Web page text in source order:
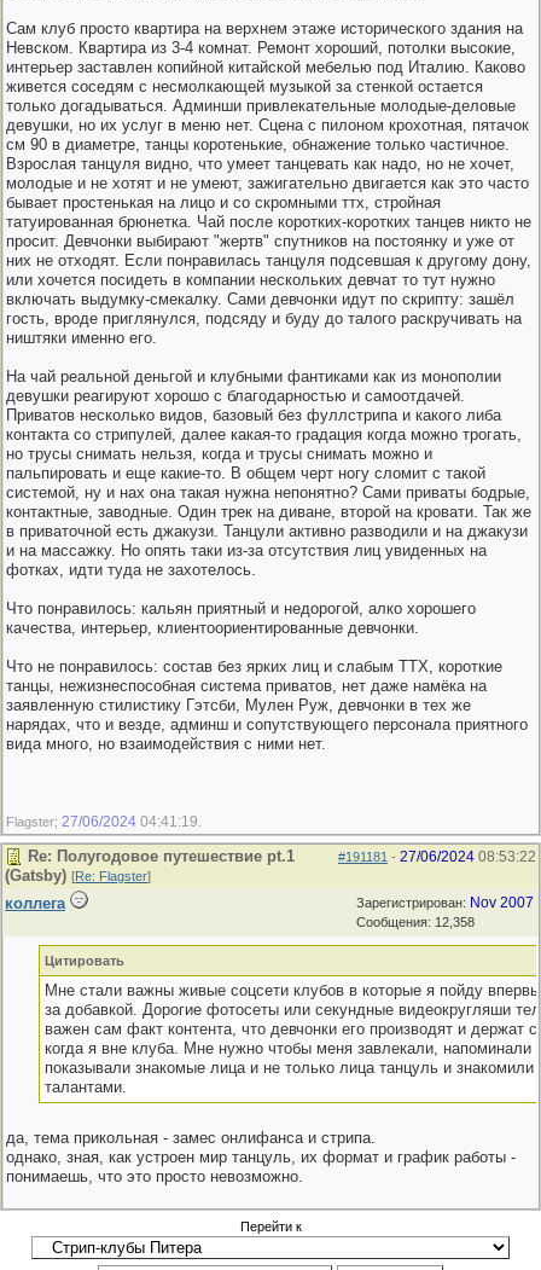
Сам клуб просто квартира на верхнем этаже исторического здания на
Невском. Квартира из 3-4 комнат. Ремонт хороший, потолки высокие,
интерьер заставлен копийной китайской мебелью под Италию. Каково
живется соседям с несмолкающей музыкой за стенкой остается
только догадываться. Админши привлекательные молодые-деловые
девушки, но их услуг в меню нет. Сцена с пилоном крохотная, пятачок
см 90 в диаметре, танцы коротенькие, обнажение только частичное.
Взрослая танцуля видно, что умеет танцевать как надо, но не хочет,
молодые и не хотят и не умеют, зажигательно двигается как это часто
бывает простенькая на лицо и со скромными ттх, стройная
татуированная брюнетка. Чай после коротких-коротких танцев никто не
просит. Девчонки выбирают "жертв" спутников на постоянку и уже от
них не отходят. Если понравилась танцуля подсевшая к другому дону,
или хочется посидеть в компании нескольких девчат то тут нужно
включать выдумку-смекалку. Сами девчонки идут по скрипту: зашёл
гость, вроде приглянулся, подсяду и буду до талого раскручивать на
ништяки именно его.
На чай реальной деньгой и клубными фантиками как из монополии
девушки реагируют хорошо с благодарностью и самоотдачей.
Приватов несколько видов, базовый без фуллстрипа и какого либа
контакта со стрипулей, далее какая-то градация когда можно трогать,
но трусы снимать нельзя, когда и трусы снимать можно и
пальпировать и еще какие-то. В общем черт ногу сломит с такой
системой, ну и нах она такая нужна непонятно? Сами приваты бодрые,
контактные, заводные. Один трек на диване, второй на кровати. Так же
в приваточной есть джакузи. Танцули активно разводили и на джакузи
и на массажку. Но опять таки из-за отсутствия лиц увиденных на
фотках, идти туда не захотелось.
Что понравилось: кальян приятный и недорогой, алко хорошего
качества, интерьер, клиентоориентированные девчонки.
Что не понравилось: состав без ярких лиц и слабым ТТХ, короткие
танцы, нежизнеспособная система приватов, нет даже намёка на
заявленную стилистику Гэтсби, Мулен Руж, девчонки в тех же
нарядах, что и везде, админш и сопутствующего персонала приятного
вида много, но взаимодействия с ними нет.
Flagster; 27/06/2024 04:41:19
#191181 - 27/06/2024 08:53:22
Re: Полугодовое путешествие pt.1
(Gatsby) [Re: Flagster]
Зарегистрирован: Nov 2007
Сообщения: 12,358
коллега
Цитировать
Мне стали важны живые соцсети клубов в которые я пойду
за добавкой. Дорогие фотосеты или секундные видеокругляши
важен сам факт контента, что девчонки его производят и держат
когда я вне клуба. Мне нужно чтобы меня завлекали, напоминали
показывали знакомые лица и не только лица танцуль и
талантами.
да, тема прикольная - замес онлифанса и стрипа.
однако, зная, как устроен мир танцуль, их формат и график работы -
понимаешь, что это просто невозможно.
Перейти к